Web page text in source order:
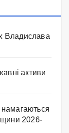
Владислава
активи
намагаються
2026-